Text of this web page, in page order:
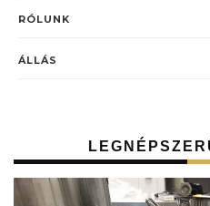
RÓLUNK
ÁLLÁS